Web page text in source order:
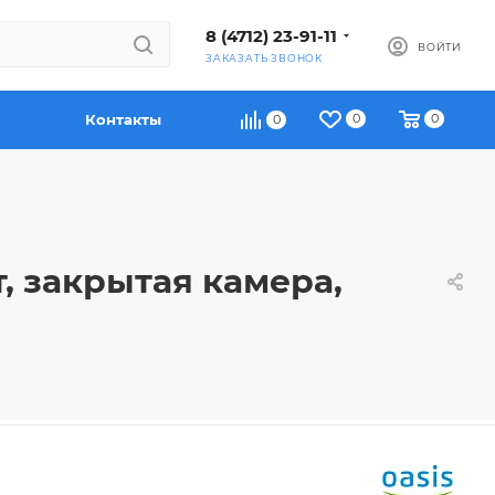
8 (4712) 23-91-11
ЗАКАЗАТЬ ЗВОНОК
ВОЙТИ
0 0 0
Контакты
закрытая камера,